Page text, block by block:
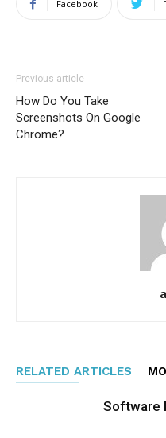
Facebook
Previous article
How Do You Take
Screenshots On Google
Chrome?
RELATED ARTICLES
Software